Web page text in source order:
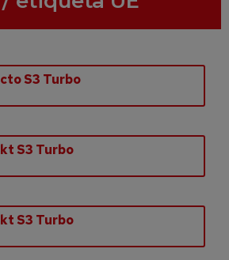
S3 Turbo
S3 Turbo
S3 Turbo